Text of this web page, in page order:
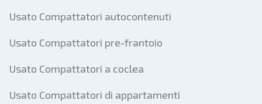
Usato Compattatori autocontenuti
Usato Compattatori pre-frantoio
Usato Compattatori a coclea
Usato Compattatori di appartamenti